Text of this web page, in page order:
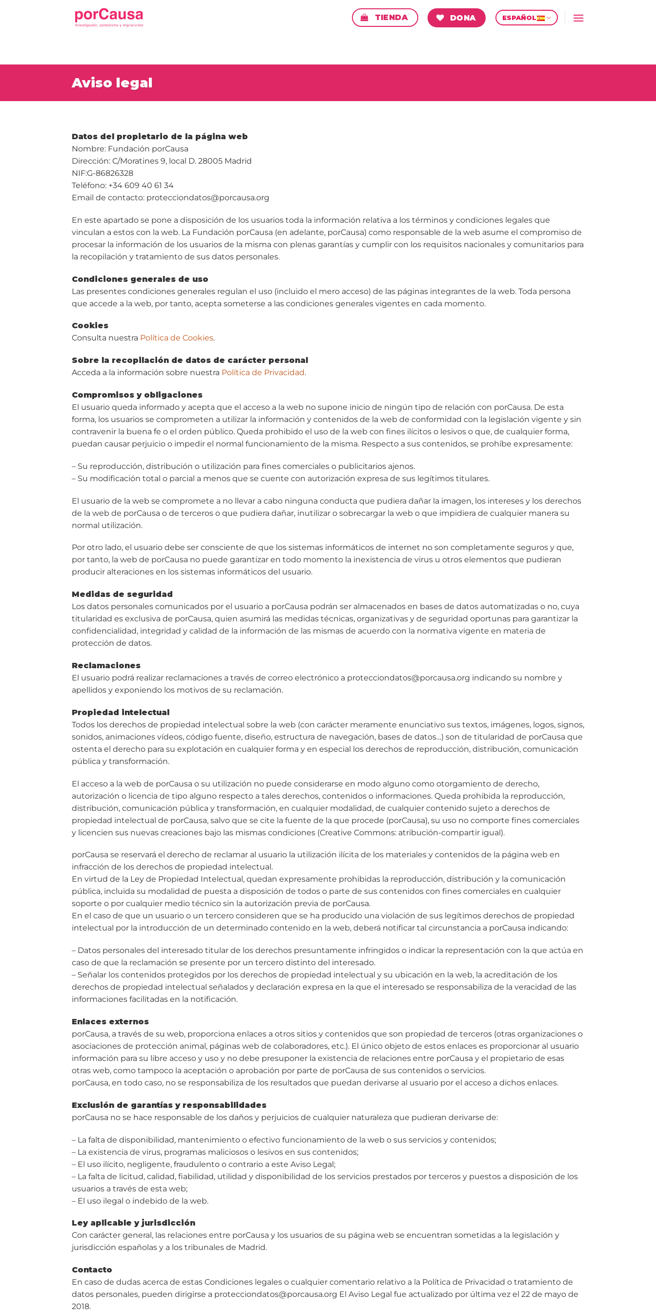
TIENDA DONA ESPAÑOL
Aviso legal
Datos del propietario de la página web
Nombre: Fundación porCausa
Dirección: C/Moratines 9, local D. 28005 Madrid
NIF:G-86826328
Teléfono: +34 609 40 61 34
Email de contacto: protecciondatos@porcausa.org
En este apartado se pone a disposición de los usuarios toda la información relativa a los términos y condiciones legales que
vinculan a estos con la web. La Fundación porCausa (en adelante, porCausa) como responsable de la web asume el compromiso de
procesar la información de los usuarios de la misma con plenas garantías y cumplir con los requisitos nacionales y comunitarios para
la recopilación y tratamiento de sus datos personales.
Condiciones generales de uso
Las presentes condiciones generales regulan el uso (incluido el mero acceso) de las páginas integrantes de la web. Toda persona
que accede a la web, por tanto, acepta someterse a las condiciones generales vigentes en cada momento.
Cookies
Consulta nuestra Política de Cookies.
Sobre la recopilación de datos de carácter personal
Acceda a la información sobre nuestra Política de Privacidad.
Compromisos y obligaciones
El usuario queda informado y acepta que el acceso a la web no supone inicio de ningún tipo de relación con porCausa. De esta
forma, los usuarios se comprometen a utilizar la información y contenidos de la web de conformidad con la legislación vigente y sin
contravenir la buena fe o el orden público. Queda prohibido el uso de la web con fines ilícitos o lesivos o que, de cualquier forma,
puedan causar perjuicio o impedir el normal funcionamiento de la misma. Respecto a sus contenidos, se prohíbe expresamente:
– Su reproducción, distribución o utilización para fines comerciales o publicitarios ajenos.
– Su modificación total o parcial a menos que se cuente con autorización expresa de sus legítimos titulares.
El usuario de la web se compromete a no llevar a cabo ninguna conducta que pudiera dañar la imagen, los intereses y los derechos
de la web de porCausa o de terceros o que pudiera dañar, inutilizar o sobrecargar la web o que impidiera de cualquier manera su
normal utilización.
Por otro lado, el usuario debe ser consciente de que los sistemas informáticos de internet no son completamente seguros y que,
por tanto, la web de porCausa no puede garantizar en todo momento la inexistencia de virus u otros elementos que pudieran
producir alteraciones en los sistemas informáticos del usuario.
Medidas de seguridad
Los datos personales comunicados por el usuario a porCausa podrán ser almacenados en bases de datos automatizadas o no, cuya
titularidad es exclusiva de porCausa, quien asumirá las medidas técnicas, organizativas y de seguridad oportunas para garantizar la
confidencialidad, integridad y calidad de la información de las mismas de acuerdo con la normativa vigente en materia de
protección de datos.
Reclamaciones
El usuario podrá realizar reclamaciones a través de correo electrónico a protecciondatos@porcausa.org indicando su nombre y
apellidos y exponiendo los motivos de su reclamación.
Propiedad intelectual
Todos los derechos de propiedad intelectual sobre la web (con carácter meramente enunciativo sus textos, imágenes, logos, signos,
sonidos, animaciones vídeos, código fuente, diseño, estructura de navegación, bases de datos…) son de titularidad de porCausa que
ostenta el derecho para su explotación en cualquier forma y en especial los derechos de reproducción, distribución, comunicación
pública y transformación.
El acceso a la web de porCausa o su utilización no puede considerarse en modo alguno como otorgamiento de derecho,
autorización o licencia de tipo alguno respecto a tales derechos, contenidos o informaciones. Queda prohibida la reproducción,
distribución, comunicación pública y transformación, en cualquier modalidad, de cualquier contenido sujeto a derechos de
propiedad intelectual de porCausa, salvo que se cite la fuente de la que procede (porCausa), su uso no comporte fines comerciales
y licencien sus nuevas creaciones bajo las mismas condiciones (Creative Commons: atribución-compartir igual).
porCausa se reservará el derecho de reclamar al usuario la utilización ilícita de los materiales y contenidos de la página web en
infracción de los derechos de propiedad intelectual.
En virtud de la Ley de Propiedad Intelectual, quedan expresamente prohibidas la reproducción, distribución y la comunicación
pública, incluida su modalidad de puesta a disposición de todos o parte de sus contenidos con fines comerciales en cualquier
soporte o por cualquier medio técnico sin la autorización previa de porCausa.
En el caso de que un usuario o un tercero consideren que se ha producido una violación de sus legítimos derechos de propiedad
intelectual por la introducción de un determinado contenido en la web, deberá notificar tal circunstancia a porCausa indicando:
– Datos personales del interesado titular de los derechos presuntamente infringidos o indicar la representación con la que actúa en
caso de que la reclamación se presente por un tercero distinto del interesado.
– Señalar los contenidos protegidos por los derechos de propiedad intelectual y su ubicación en la web, la acreditación de los
derechos de propiedad intelectual señalados y declaración expresa en la que el interesado se responsabiliza de la veracidad de las
informaciones facilitadas en la notificación.
Enlaces externos
porCausa, a través de su web, proporciona enlaces a otros sitios y contenidos que son propiedad de terceros (otras organizaciones o
asociaciones de protección animal, páginas web de colaboradores, etc.). El único objeto de estos enlaces es proporcionar al usuario
información para su libre acceso y uso y no debe presuponer la existencia de relaciones entre porCausa y el propietario de esas
otras web, como tampoco la aceptación o aprobación por parte de porCausa de sus contenidos o servicios.
porCausa, en todo caso, no se responsabiliza de los resultados que puedan derivarse al usuario por el acceso a dichos enlaces.
Exclusión de garantías y responsabilidades
porCausa no se hace responsable de los daños y perjuicios de cualquier naturaleza que pudieran derivarse de:
– La falta de disponibilidad, mantenimiento o efectivo funcionamiento de la web o sus servicios y contenidos;
– La existencia de virus, programas maliciosos o lesivos en sus contenidos;
– El uso ilícito, negligente, fraudulento o contrario a este Aviso Legal;
– La falta de licitud, calidad, fiabilidad, utilidad y disponibilidad de los servicios prestados por terceros y puestos a disposición de los
usuarios a través de esta web;
– El uso ilegal o indebido de la web.
Ley aplicable y jurisdicción
Con carácter general, las relaciones entre porCausa y los usuarios de su página web se encuentran sometidas a la legislación y
jurisdicción españolas y a los tribunales de Madrid.
Contacto
En caso de dudas acerca de estas Condiciones legales o cualquier comentario relativo a la Política de Privacidad o tratamiento de
datos personales, pueden dirigirse a protecciondatos@porcausa.org El Aviso Legal fue actualizado por última vez el 22 de mayo de
2018.